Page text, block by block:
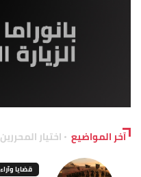
آخر المواضيع اختيار المحررين
قضايا وآراء